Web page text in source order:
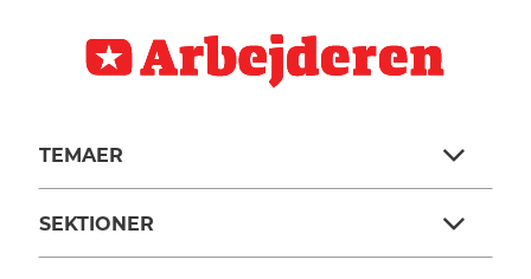
TEMAER
SEKTIONER